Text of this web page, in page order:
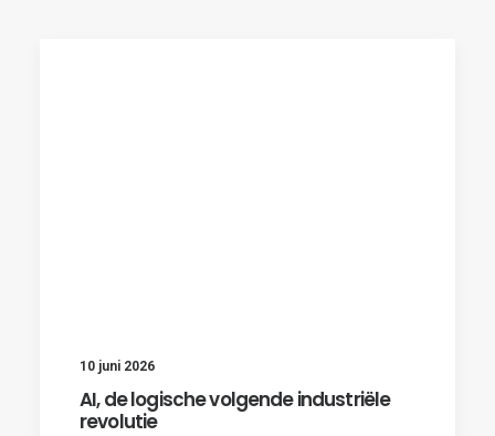
10 juni 2026
AI, de logische volgende industriële
revolutie